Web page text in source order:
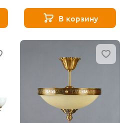
В корзину